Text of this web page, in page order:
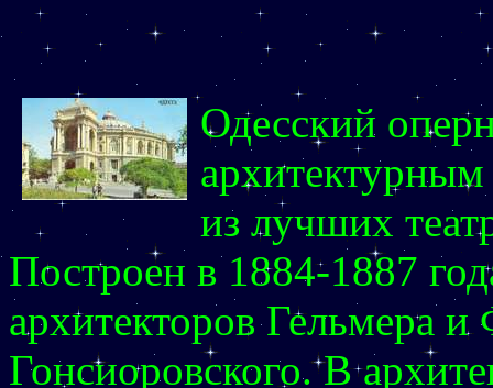
Одесский
из лучших
Построен в 1884-1887
архитекторов Гельмера
Гонсиоровского. В